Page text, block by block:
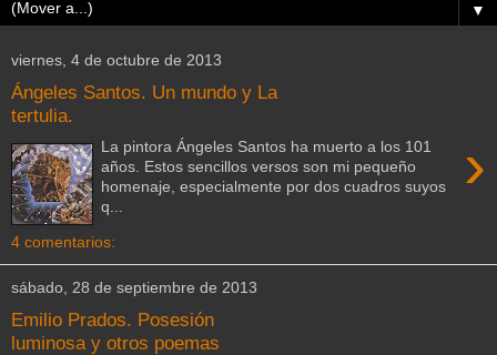
▼
viernes, 4 de octubre de 2013
Ángeles Santos. Un mundo y La
tertulia.
›
La pintora Ángeles Santos ha muerto a los 101
años. Estos sencillos versos son mi pequeño
homenaje, especialmente por dos cuadros suyos
q...
4 comentarios:
sábado, 28 de septiembre de 2013
Emilio Prados. Posesión
luminosa y otros poemas